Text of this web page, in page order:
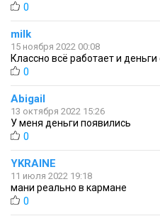
0
milk
15 ноября 2022 00:08
Классно всё работает и деньги
0
Abigail
13 октября 2022 15:26
У меня деньги появились
0
YKRAINE
11 июля 2022 19:18
мани реально в кармане
0